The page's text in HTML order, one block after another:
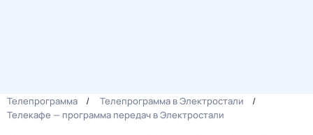
Телепрограмма
Телепрограмма в Электростали
Телекафе — программа передач в Электростали